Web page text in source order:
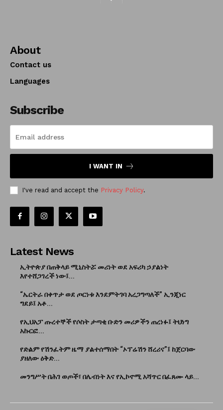
About
Contact us
Languages
Subscribe
I WANT IN
I've read and accept the Privacy Policy.
Latest News
ኢትዮጵያ በጠቅላይ ሚኒስትሯ መሪነት ወደ አፍሪካ ኃያልነት
እየተሸጋገረች ነው፤...
“ኤርትራ በቀጥታ ወደ ጦርነቱ እንደምትገባ አረጋግጣለች” ኢንጂነር
ግደይ፤ አቶ...
የኢህአፓ ጡረተኞች የሶስት ታጣቂ ቡድን መሪዎችን ጠረነፉ፤ ትህነግ
አኩርፎ...
የድልም የሽንፈትም ዜማ ያልተሰማበት “ኦፕሬሽን ሸረሪና”፤ ከጀርባው
ያዘለው ዕቅድ...
መንግሥት በሕገ ወጦች፣ በሌብነት እና የኢኮኖሚ አሻጥር በፈጸሙ ላይ...